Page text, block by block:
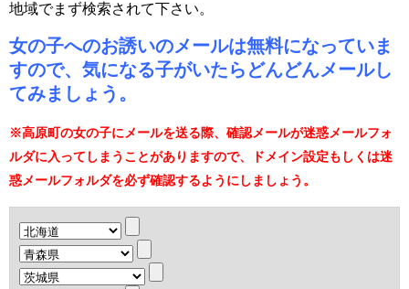
地域でまず検索されて下さい。
女の子へのお誘いのメールは無料になっていま
すので、気になる子がいたらどんどんメールし
てみましょう。
※高原町の女の子にメールを送る際、確認メールが迷惑メールフォ
ルダに入ってしまうことがありますので、ドメイン設定もしくは迷
惑メールフォルダを必ず確認するようにしましょう。